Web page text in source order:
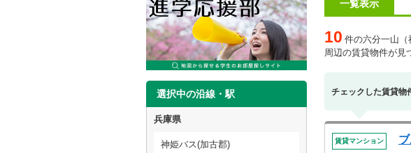
選択中の沿線・駅
兵庫県
神姫バス(加古郡)
一覧表示
10 件の六分一山（
周辺の賃貸物件が見
チェックした賃貸物
賃貸マンション